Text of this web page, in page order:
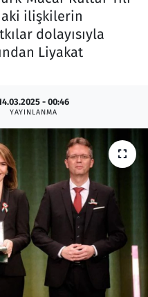
ilişkilerin
dolayısıyla
Liyakat
- 00:46
YAYINLANMA